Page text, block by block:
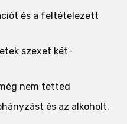
és a feltételezett
szexet két-
nem tetted
és az alkoholt,